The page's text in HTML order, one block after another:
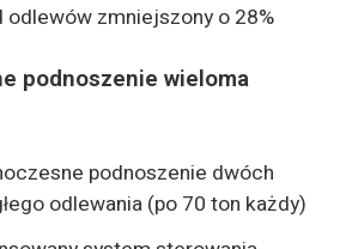
odlewów zmniejszony o 28%
podnoszenie wieloma
podnoszenie dwóch
odlewania (po 70 ton każdy)